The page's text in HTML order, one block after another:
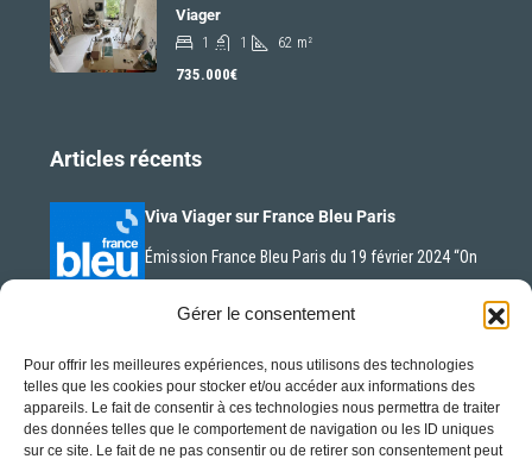
Gérer le consentement
Pour offrir les meilleures expériences, nous utilisons des technologies
telles que les cookies pour stocker et/ou accéder aux informations des
appareils. Le fait de consentir à ces technologies nous permettra de traiter
des données telles que le comportement de navigation ou les ID uniques
sur ce site. Le fait de ne pas consentir ou de retirer son consentement peut
Viager
1 1 62 m²
735.000€
Articles récents
Viva Viager sur France Bleu Paris
Émission France Bleu Paris du 19 février 2024 “On
La nue-propriété en plein essor
La nue-propriété est un concept d’investissement
immobilier qui gagne en…